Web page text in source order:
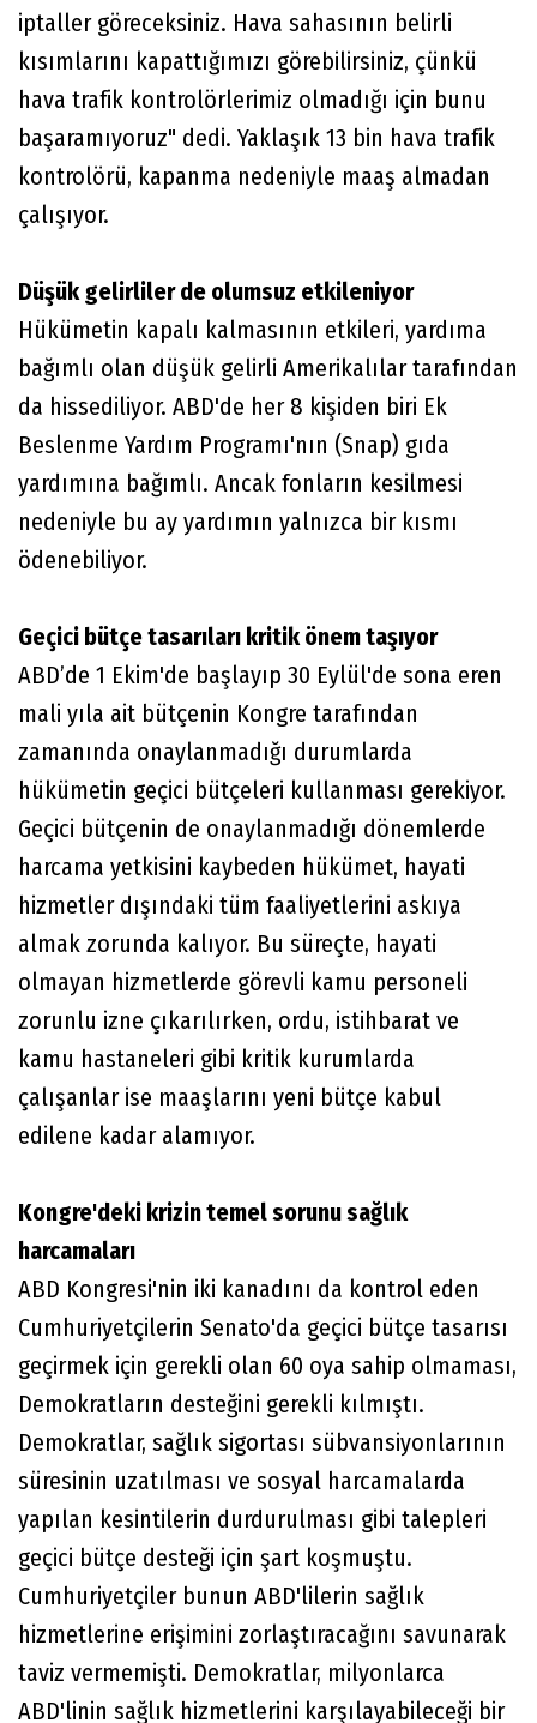
iptaller göreceksiniz. Hava sahasının belirli
kısımlarını kapattığımızı görebilirsiniz, çünkü
hava trafik kontrolörlerimiz olmadığı için bunu
başaramıyoruz" dedi. Yaklaşık 13 bin hava trafik
kontrolörü, kapanma nedeniyle maaş almadan
çalışıyor.
Düşük gelirliler de olumsuz etkileniyor
Hükümetin kapalı kalmasının etkileri, yardıma
bağımlı olan düşük gelirli Amerikalılar tarafından
da hissediliyor. ABD'de her 8 kişiden biri Ek
Beslenme Yardım Programı'nın (Snap) gıda
yardımına bağımlı. Ancak fonların kesilmesi
nedeniyle bu ay yardımın yalnızca bir kısmı
ödenebiliyor.
Geçici bütçe tasarıları kritik önem taşıyor
ABD’de 1 Ekim'de başlayıp 30 Eylül'de sona eren
mali yıla ait bütçenin Kongre tarafından
zamanında onaylanmadığı durumlarda
hükümetin geçici bütçeleri kullanması gerekiyor.
Geçici bütçenin de onaylanmadığı dönemlerde
harcama yetkisini kaybeden hükümet, hayati
hizmetler dışındaki tüm faaliyetlerini askıya
almak zorunda kalıyor. Bu süreçte, hayati
olmayan hizmetlerde görevli kamu personeli
zorunlu izne çıkarılırken, ordu, istihbarat ve
kamu hastaneleri gibi kritik kurumlarda
çalışanlar ise maaşlarını yeni bütçe kabul
edilene kadar alamıyor.
Kongre'deki krizin temel sorunu sağlık
harcamaları
ABD Kongresi'nin iki kanadını da kontrol eden
Cumhuriyetçilerin Senato'da geçici bütçe tasarısı
geçirmek için gerekli olan 60 oya sahip olmaması,
Demokratların desteğini gerekli kılmıştı.
Demokratlar, sağlık sigortası sübvansiyonlarının
süresinin uzatılması ve sosyal harcamalarda
yapılan kesintilerin durdurulması gibi talepleri
geçici bütçe desteği için şart koşmuştu.
Cumhuriyetçiler bunun ABD'lilerin sağlık
hizmetlerine erişimini zorlaştıracağını savunarak
taviz vermemişti. Demokratlar, milyonlarca
ABD'linin sağlık hizmetlerini karşılayabileceği bir